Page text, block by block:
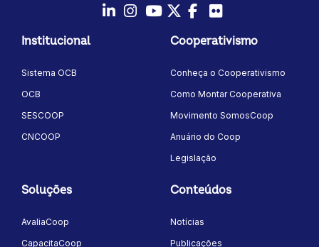
Instagram
YoutubeTwitter/X
Facebook
Institucional
Sistema OCB
OCB
SESCOOP
CNCOOP
Cooperativismo
Conheça o Cooperativismo
Como Montar Cooperativa
Movimento SomosCoop
Anuário do Coop
Legislação
Soluções
AvaliaCoop
CapacitaCoop
Conteúdos
Notícias
Publicações